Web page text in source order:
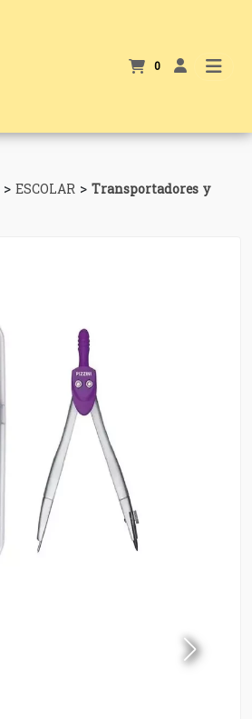
0
> ESCOLAR > Transportadores y